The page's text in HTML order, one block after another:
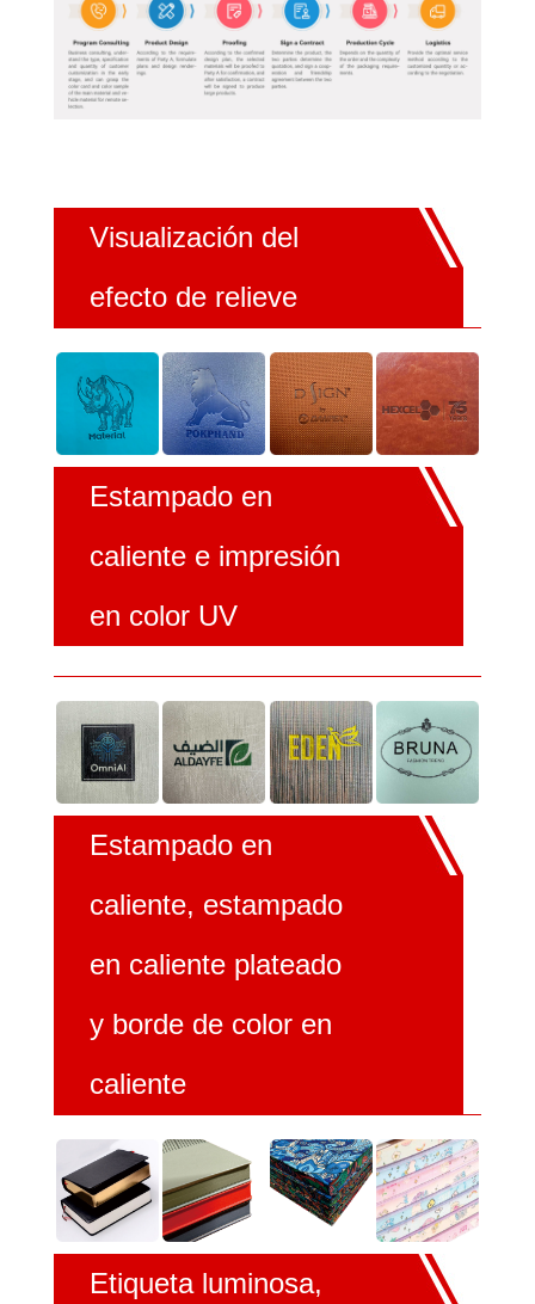
Visualización del
efecto de relieve
Estampado en
caliente e impresión
en color UV
Estampado en
caliente, estampado
en caliente plateado
y borde de color en
caliente
Etiqueta luminosa,